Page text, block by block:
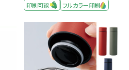
印刷可能
フルカラー印刷